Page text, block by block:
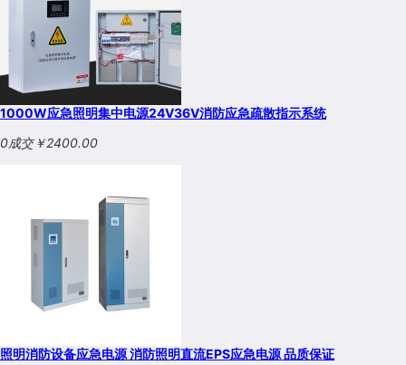
1000W应急照明集中电源24V36V消防应急疏散指示系统
0成交￥2400.00
照明消防设备应急电源 消防照明直流EPS应急电源 品质保证